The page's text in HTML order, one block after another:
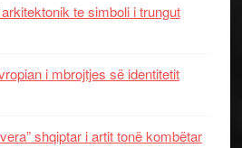
te simboli i trungut
i mbrojtjes së identitetit
shqiptar i artit tonë kombëtar